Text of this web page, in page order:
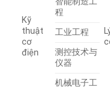
Kỹ
thuật
cơ
điện
程
工业工程
测控技术与
仪器
机械电子工